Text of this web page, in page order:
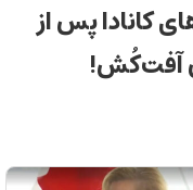
کانادا پس‌ از
آفت‌کُش!